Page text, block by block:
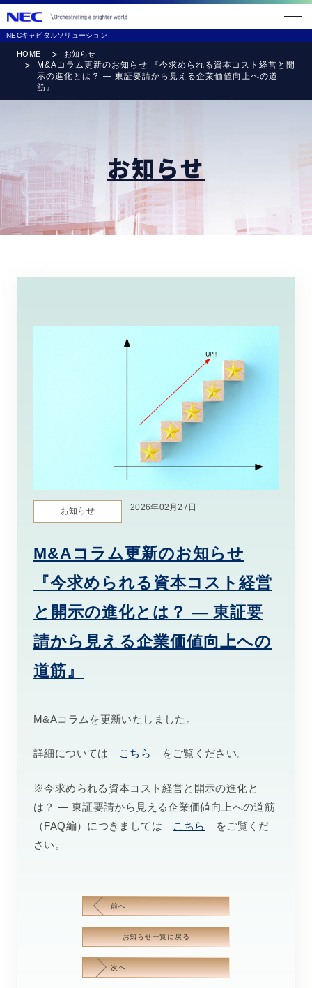
NECキャピタルソリューション
メニ
ュー
HOME お知らせ
M&Aコラム更新のお知らせ 『今求められる資本コスト経営と開
示の進化とは？ ― 東証要請から見える企業価値向上への道
筋』
お知らせ
2026年02月27日
お知らせ
M&Aコラム更新のお知らせ
『今求められる資本コスト経営
と開示の進化とは？ ― 東証要
請から見える企業価値向上への
道筋』
M&Aコラムを更新いたしました。
詳細については こちら をご覧ください。
※今求められる資本コスト経営と開示の進化と
は？ ― 東証要請から見える企業価値向上への道筋
（FAQ編）につきましては
こちら
をご覧くだ
さい。
前へ
お知らせ一覧に戻る
次へ